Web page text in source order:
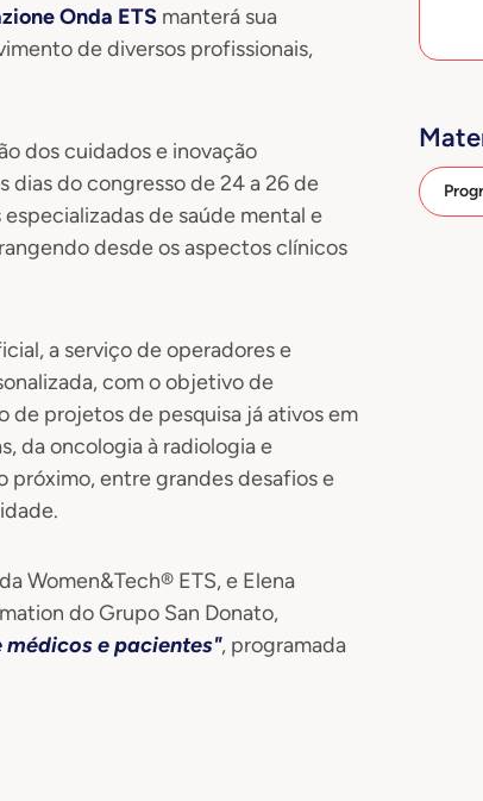
Onda ETS manterá sua
de diversos profissionais,
dos cuidados e inovação
dias do congresso de 24 a 26 de
de saúde mental e
desde os aspectos clínicos
a serviço de operadores e
com o objetivo de
de projetos de pesquisa já ativos em
da oncologia à radiologia e
próximo, entre grandes desafios e
Women&Tech® ETS, e Elena
do Grupo San Donato,
médicos e pacientes", programada